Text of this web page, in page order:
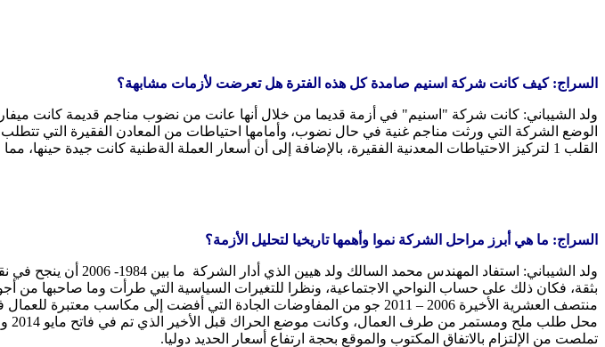
السراج: كيف كانت شركة اسنيم صامدة كل هذه الفترة هل تعرضت لأزمات مشابهة؟
ولد الشيباني: كانت شركة "اسنيم" في أزمة قديما من خلال أنها عانت من نضوب مناجم قديمة كانت
الوضع الشركة التي ورثت مناجم غنية في حال نضوب، وأمامها احتياطات من المعادن الفقيرة التي
القلب 1 لتركيز الاحتياطات المعدنية الفقيرة، بالإضافة إلى أن أسعار العملة الةطنية كانت جيدة حينها، مما قلل اهتمام الشركة بالجوانب الاجتماعية كالأجور والنواحي الأخرى من مزايا يستفيد منها العمال.
السراج: ما هي أبرز مراحل الشركة نموا وأهمها تاريخيا لتحليل الأزمة؟
ولد الشيباني: استفاد
بثقة، فكان ذلك على حساب النواحي الاجتماعية، ونظرا للتغيرات السياسية التي طرأت وما صاحبها من
منتصف العشرية الأخيرة 2006 – 2011 جو من المفاوضات الجادة التي أفضت
تملصت من الإلتزام بالاتفاق المكتوب والموقع بحجة ارتفاع أسعار الحديد دوليا.